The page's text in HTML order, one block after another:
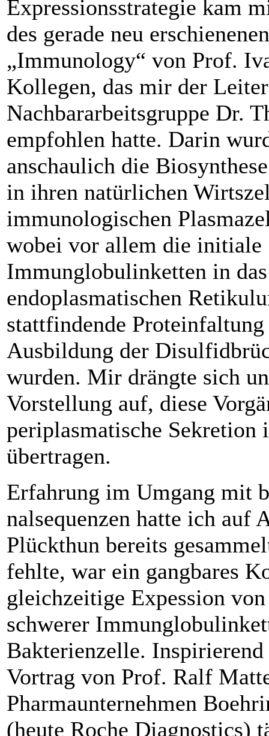
Expressionsstrategie kam
des gerade neu
„Immuno­logy“ von Prof.
Kollegen, das mir der
Nachbararbeitsgruppe Dr.
empfohlen hatte. Darin
anschaulich die
in ihren natürlichen
immunologischen
wobei vor allem die initiale
Immunglobulinketten in
endoplasmatischen
stattfindende
Ausbildung der
wurden. Mir drängte sich
Vorstellung auf, diese
periplasmatische Sekretion
übertragen.
Erfahrung im Umgang mit
nalsequenzen hatte ich auf
Plückthun bereits
fehlte, war ein gangbares
gleichzeitige Expession
schwerer
Bakterienzelle.
Vortrag von Prof. Ralf
Pharmaunternehmen
(heute Roche Diagnostics)